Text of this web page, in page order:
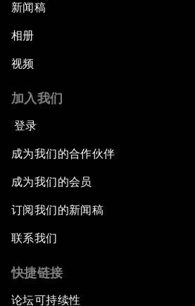
新闻稿
相册
视频
加入我们
登录
成为我们的合作伙伴
成为我们的会员
订阅我们的新闻稿
联系我们
快捷链接
论坛可持续性